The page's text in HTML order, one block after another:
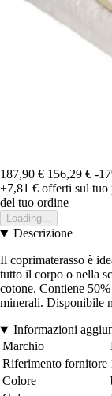
187,90 € 156,29 € -
+7,81 € offerti sul tuo
del tuo ordine
Loading...
Descrizione
Il coprimaterasso è
tutto il corpo o nella
cotone. Contiene
minerali. Disponibile
Informazioni
Marchio
Riferimento fornitore
Colore